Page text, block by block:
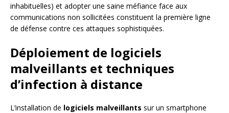
inhabituelles) et adopter une saine méfiance face aux
communications non sollicitées constituent la première ligne
de défense contre ces attaques sophistiquées.
Déploiement de logiciels
malveillants et techniques
d’infection à distance
L’installation de logiciels malveillants sur un smartphone